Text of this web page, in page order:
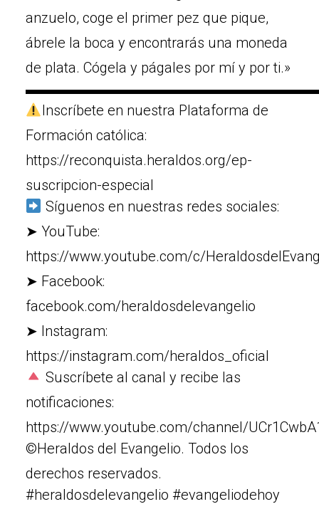
anzuelo, coge el primer pez que pique,
ábrele la boca y encontrarás una moneda
de plata. Cógela y págales por mí y por ti.»
Inscríbete en nuestra Plataforma de
Formación católica:
https://reconquista.heraldos.org/ep-
suscripcion-especial
Síguenos en nuestras redes sociales:
➤ YouTube:
https://www.youtube.com/c/
➤ Facebook:
facebook.com/heraldosdelevangelio
➤ Instagram:
https://instagram.com/heraldos_oficial
Suscríbete al canal y recibe las
notificaciones:
https://www.youtube.com/channel/
©Heraldos del Evangelio. Todos los
derechos reservados.
#heraldosdelevangelio #evangeliodehoy